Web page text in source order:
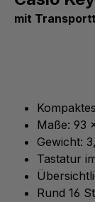
mit
Maße: 93
Gewicht:
Tastatur
Rund 16